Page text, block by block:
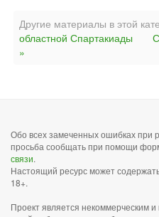
Другие материалы в этой
областной Спартакиады
»
Обо всех замеченных ошибках при
просьба сообщать при помощи
связи.
Настоящий ресурс может
18+.
Проект является некоммерческим